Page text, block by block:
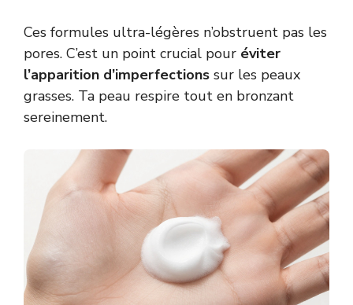
Ces formules ultra-légères n’obstruent pas les
pores. C’est un point crucial pour éviter
l’apparition d’imperfections sur les peaux
grasses. Ta peau respire tout en bronzant
sereinement.